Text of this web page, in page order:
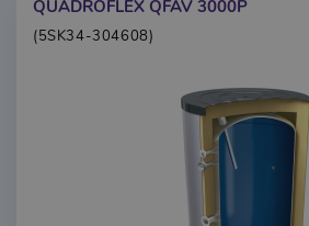
QUADROFLEX QFAV 3000P
(5SK34-304608)